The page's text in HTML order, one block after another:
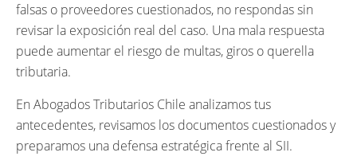
falsas o proveedores cuestionados, no respondas sin
revisar la exposición real del caso. Una mala respuesta
puede aumentar el riesgo de multas, giros o querella
tributaria.
En Abogados Tributarios Chile analizamos tus
antecedentes, revisamos los documentos cuestionados y
preparamos una defensa estratégica frente al SII.